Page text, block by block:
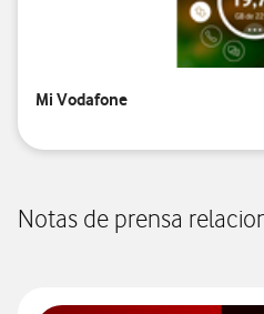
Mi Vodafone
Notas de prensa